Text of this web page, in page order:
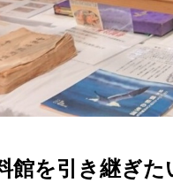
館を引き継ぎ